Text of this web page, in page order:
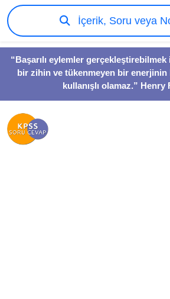
“Başarılı eylemler
bir zihin ve tükenmeyen bir
kullanışlı olamaz.” Henry
İçerik, Soru veya